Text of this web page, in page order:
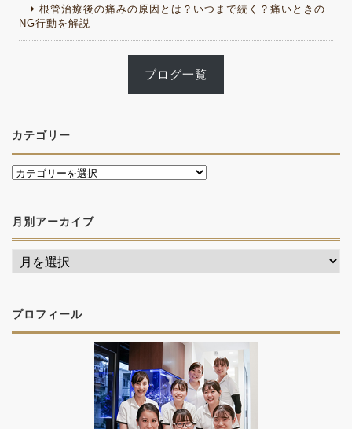
根管治療後の痛みの原因とは？いつまで続く？痛いときの
NG行動を解説
ブログ一覧
カテゴリー
月別アーカイブ
プロフィール